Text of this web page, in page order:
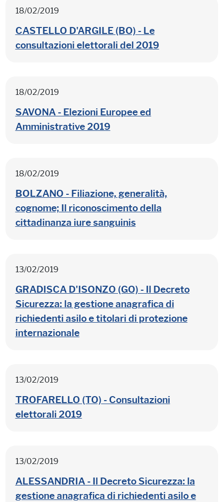
18/02/2019
CASTELLO D'ARGILE (BO) - Le
consultazioni elettorali del 2019
18/02/2019
SAVONA - Elezioni Europee ed
Amministrative 2019
18/02/2019
BOLZANO - Filiazione, generalità,
cognome; Il riconoscimento della
cittadinanza iure sanguinis
13/02/2019
GRADISCA D'ISONZO (GO) - Il Decreto
Sicurezza: la gestione anagrafica di
richiedenti asilo e titolari di protezione
internazionale
13/02/2019
TROFARELLO (TO) - Consultazioni
elettorali 2019
13/02/2019
ALESSANDRIA - Il Decreto Sicurezza: la
gestione anagrafica di richiedenti asilo e